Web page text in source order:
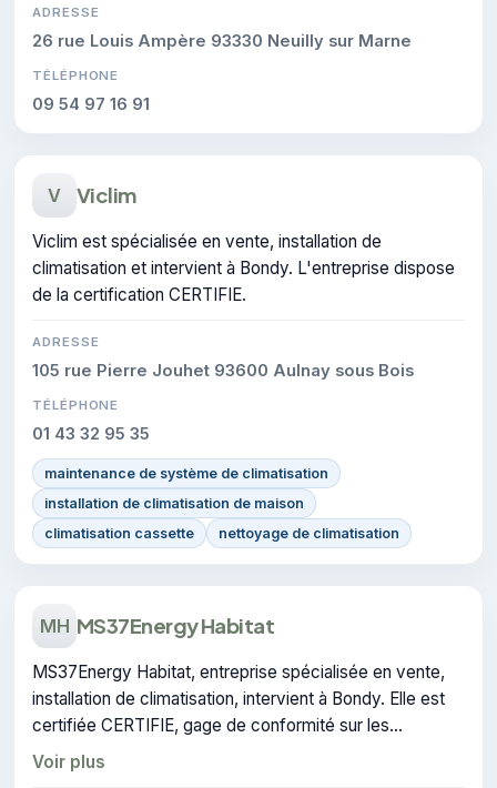
ADRESSE
26 rue Louis Ampère 93330 Neuilly sur Marne
TÉLÉPHONE
09 54 97 16 91
V Viclim
Viclim est spécialisée en vente, installation de
climatisation et intervient à Bondy. L'entreprise dispose
de la certification CERTIFIE.
ADRESSE
105 rue Pierre Jouhet 93600 Aulnay sous Bois
TÉLÉPHONE
01 43 32 95 35
maintenance de système de climatisation
installation de climatisation de maison
climatisation cassette
nettoyage de climatisation
MH MS37Energy Habitat
MS37Energy Habitat, entreprise spécialisée en vente,
installation de climatisation, intervient à Bondy. Elle est
certifiée CERTIFIE, gage de conformité sur les
interventions réalisées.
Voir plus